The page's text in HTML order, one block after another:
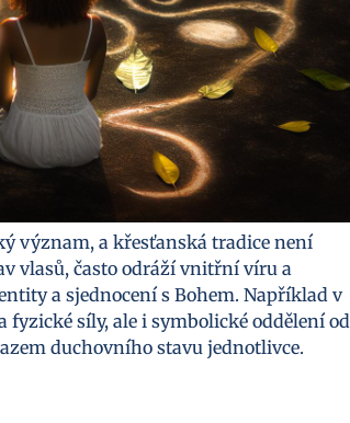
význam, a křesťanská tradice není
vlasů, často odráží vnitřní víru a
a sjednocení s Bohem. Například v
fyzické síly, ale i symbolické oddělení od
duchovního stavu jednotlivce.